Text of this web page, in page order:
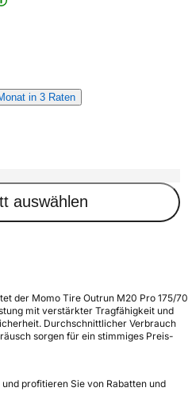
in 3 Raten
auswählen
der Momo Tire Outrun M20 Pro 175/70
mit verstärkter Tragfähigkeit und
Durchschnittlicher Verbrauch
sorgen für ein stimmiges Preis-
profitieren Sie von Rabatten und